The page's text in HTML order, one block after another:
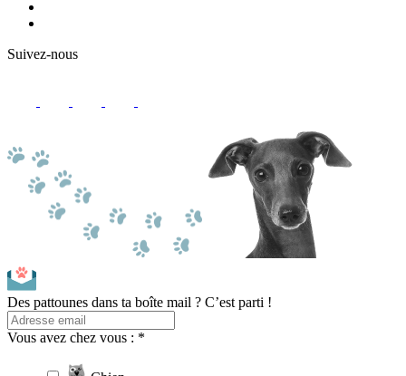
Suivez-nous
Des pattounes dans ta boîte mail ? C’est parti !
Vous avez chez vous : *